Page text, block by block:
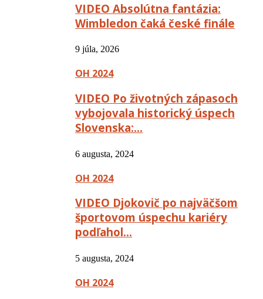
VIDEO Absolútna fantázia:
Wimbledon čaká české finále
9 júla, 2026
OH 2024
VIDEO Po životných zápasoch
vybojovala historický úspech
Slovenska:…
6 augusta, 2024
OH 2024
VIDEO Djokovič po najväčšom
športovom úspechu kariéry
podľahol…
5 augusta, 2024
OH 2024